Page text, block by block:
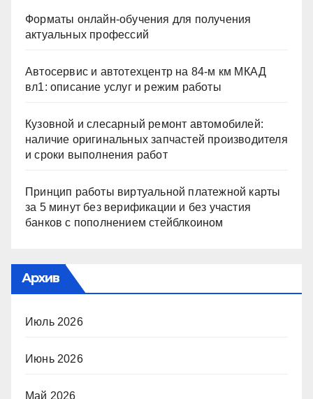
Форматы онлайн-обучения для получения
актуальных профессий
Автосервис и автотехцентр на 84-м км МКАД
вл1: описание услуг и режим работы
Кузовной и слесарный ремонт автомобилей:
наличие оригинальных запчастей производителя
и сроки выполнения работ
Принцип работы виртуальной платежной карты
за 5 минут без верификации и без участия
банков с пополнением стейблкоином
Архив
Июль 2026
Июнь 2026
Май 2026